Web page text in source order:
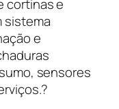
cortinas e
sistema
e
sensores